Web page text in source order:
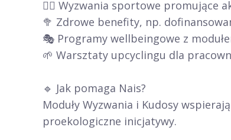
🏃‍♂️ Wyzwania sportowe promujące
🥦 Zdrowe benefity, np.
🎭 Programy wellbeingowe z
🌱 Warsztaty upcyclingu dla
🔹 Jak pomaga Nais?
Moduły Wyzwania i Kudosy
proekologiczne inicjatywy.